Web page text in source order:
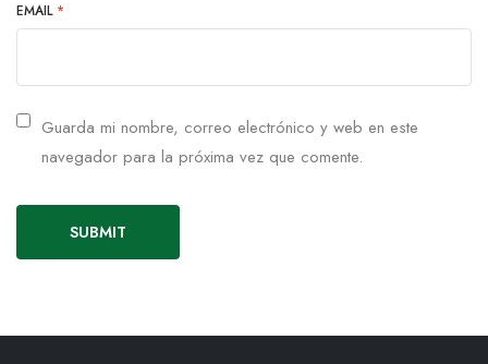
EMAIL *
Guarda mi nombre, correo electrónico y web en este
navegador para la próxima vez que comente.